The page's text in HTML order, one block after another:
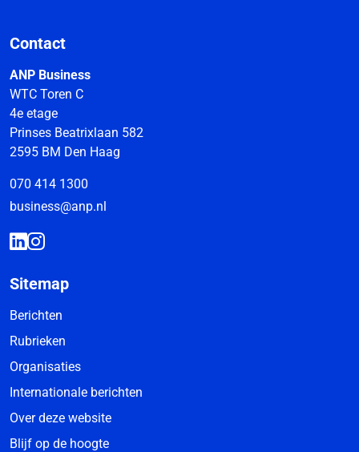
Contact
ANP Business
WTC Toren C
4e etage
Prinses Beatrixlaan 582
2595 BM Den Haag
070 414 1300
business@anp.nl
Sitemap
Berichten
Rubrieken
Organisaties
Internationale berichten
Over deze website
Blijf op de hoogte